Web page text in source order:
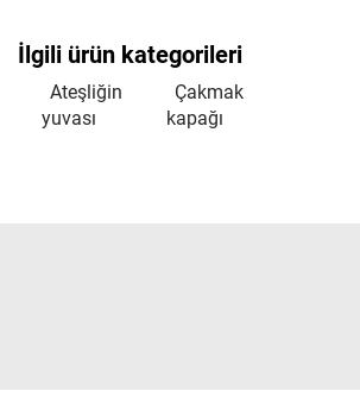
İlgili ürün kategorileri
Ateşliğin
yuvası
Çakmak
kapağı